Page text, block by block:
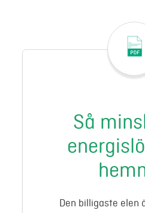
Så
Den billigaste elen